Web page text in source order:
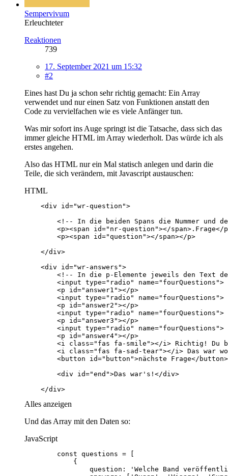
Sempervivum
Erleuchteter
Reaktionen
739
17. September 2021 um 15:32
#2
Eines hast Du ja schon sehr richtig gemacht: Ein Array
verwendet und nur einen Satz von Funktionen anstatt den
Code zu vervielfachen wie es viele Anfänger tun.
Was mir sofort ins Auge springt ist die Tatsache, dass sich das
immer gleiche HTML im Array wiederholt. Das würde ich als
erstes angehen.
Also das HTML nur ein Mal statisch anlegen und darin die
Teile, die sich verändern, mit Javascript austauschen:
HTML
    </div>
Alles anzeigen
Und das Array mit den Daten so:
JavaScript